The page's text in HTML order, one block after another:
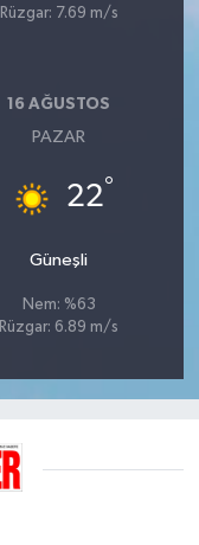
Rüzgar: 7.69 m/s
16 AĞUSTOS
PAZAR
22°
Güneşli
Nem: %63
Rüzgar: 6.89 m/s